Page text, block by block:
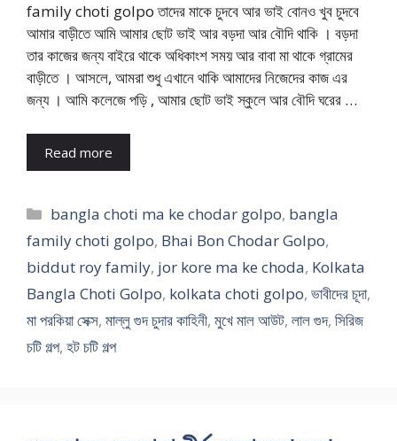
family choti golpo তাদের মাকে চুদবে আর ভাই বোনও খুব চুদবে
আমার বাড়ীতে আমি আমার ছোট ভাই আর বড়দা আর বৌদি থাকি । বড়দা
তার কাজের জন্য বাইরে থাকে অধিকাংশ সময় আর বাবা মা থাকে গ্রামের
বাড়ীতে । আসলে, আমরা শুধু এখানে থাকি আমাদের নিজেদের কাজ এর
জন্য । আমি কলেজে পড়ি , আমার ছোট ভাই স্কুলে আর বৌদি ঘরের …
Read more
Categories
bangla choti ma ke chodar golpo, bangla
family choti golpo, Bhai Bon Chodar Golpo,
biddut roy family, jor kore ma ke choda, Kolkata
Bangla Choti Golpo, kolkata choti golpo, ভাবীদের চূদা,
মা পরকিয়া সেক্স, মাল্লু গুদ চুদার কাহিনী, মুখে মাল আউট, লাল গুদ, সিরিজ
চটি গল্প, হট চটি গল্প